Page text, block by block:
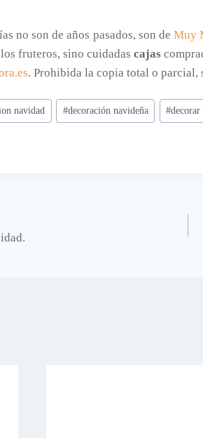
no son de años pasados, son deMuy
fruteros, sino cuidadas cajas
. Prohibida la copia total o
navidad #decoración navideña #decorar